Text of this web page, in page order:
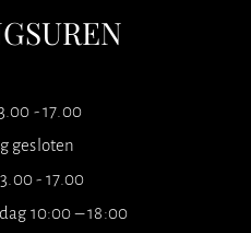
- 17.00
gesloten
- 17.00
10:00 – 18:00